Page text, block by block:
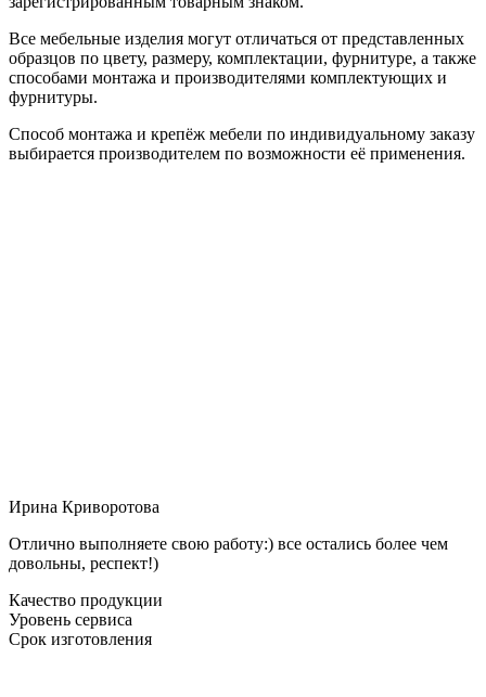
Все мебельные изделия могут отличаться от представленных
образцов по цвету, размеру, комплектации, фурнитуре, а также
способами монтажа и производителями комплектующих и
фурнитуры.
Способ монтажа и крепёж мебели по индивидуальному заказу
выбирается производителем по возможности её применения.
Ирина Криворотова
Отлично выполняете свою работу:) все остались более чем
довольны, респект!)
Качество продукции
Уровень сервиса
Срок изготовления